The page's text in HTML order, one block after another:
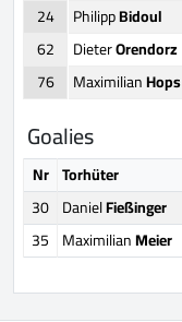
24
PhilippBidoul
62
DieterOrendorz
76
MaximilianHops
Goalies
Nr Torhüter
30 DanielFießinger
35 MaximilianMeier